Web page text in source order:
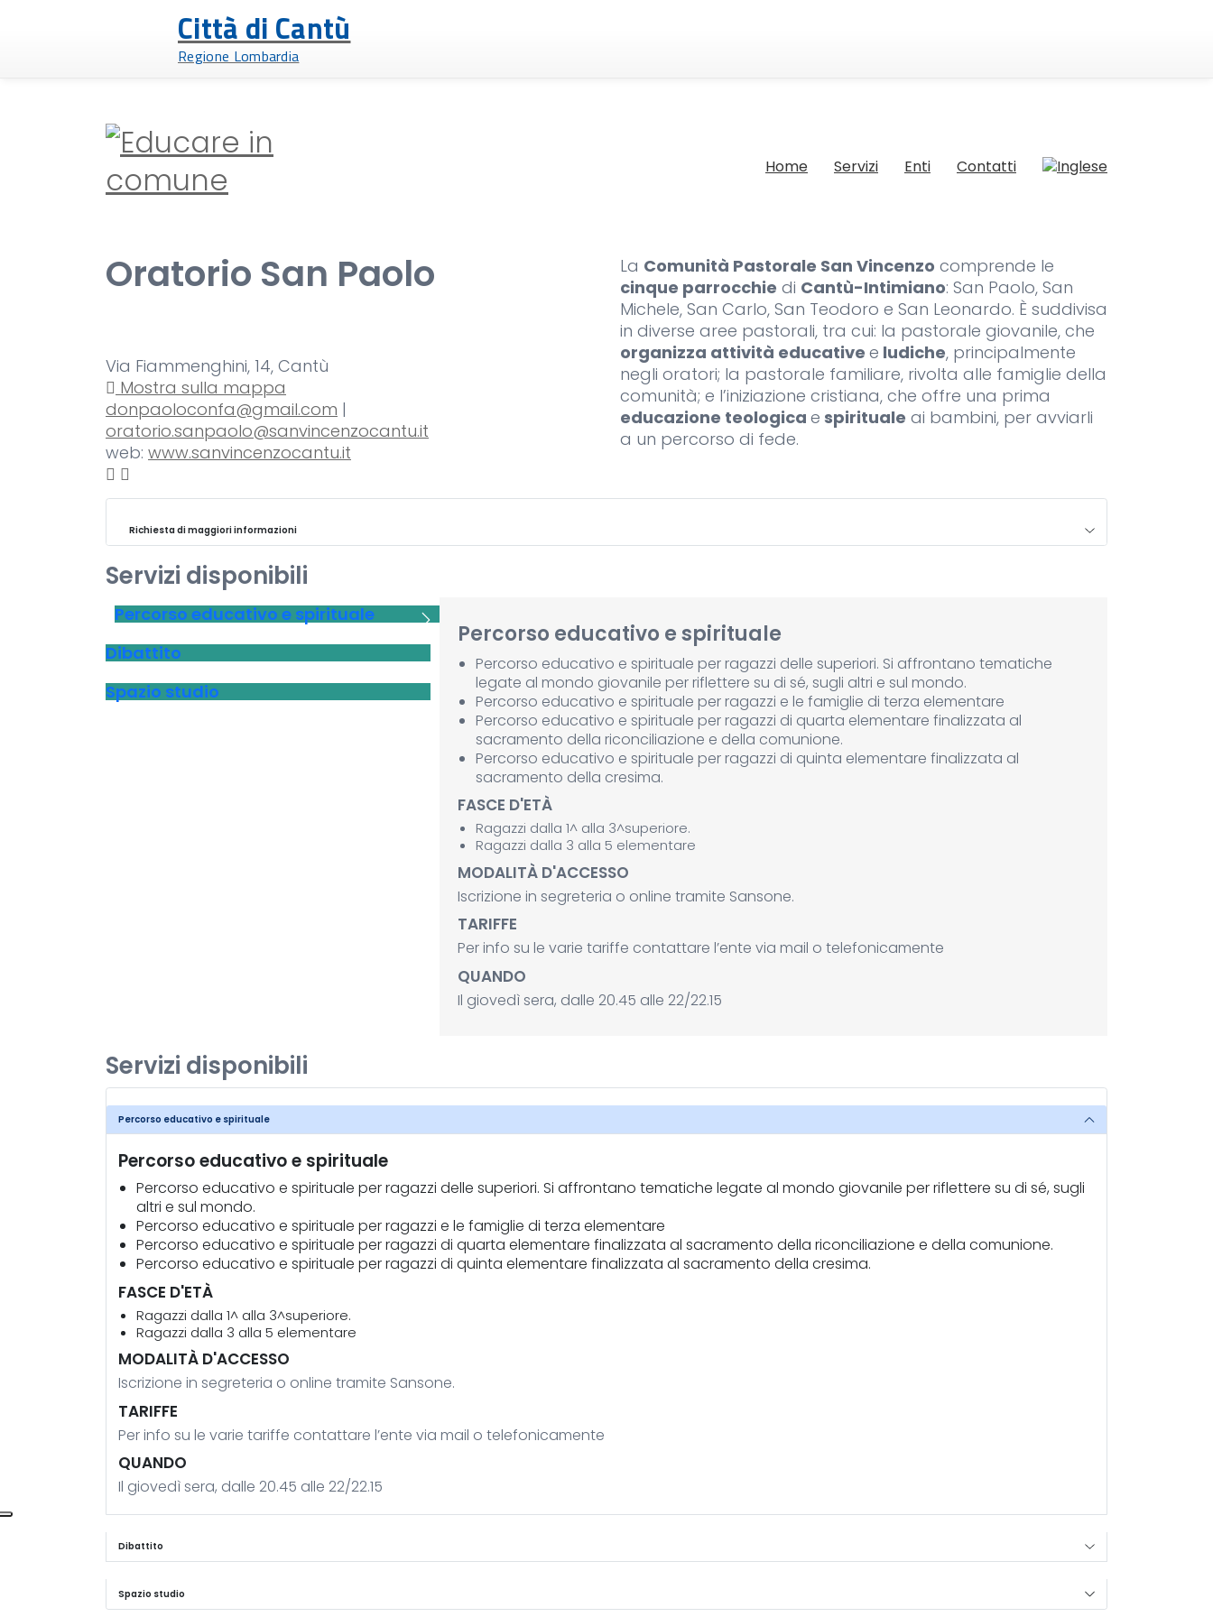
Città di Cantù
Regione Lombardia
Home Servizi Enti Contatti
Oratorio San Paolo
Via Fiammenghini, 14, Cantù
Mostra sulla mappa
donpaoloconfa@gmail.com |
oratorio.sanpaolo@sanvincenzocantu.it
web: www.sanvincenzocantu.it
La Comunità Pastorale San Vincenzo comprende le
cinque parrocchie di Cantù-Intimiano: San Paolo, San
Michele, San Carlo, San Teodoro e San Leonardo. È suddivisa
in diverse aree pastorali, tra cui: la pastorale giovanile, che
organizza attività educative e ludiche, principalmente
negli oratori; la pastorale familiare, rivolta alle famiglie della
comunità; e l’iniziazione cristiana, che offre una prima
educazione teologica e spirituale ai bambini, per avviarli
a un percorso di fede.
Richiesta di maggiori informazioni
Servizi disponibili
Percorso educativo e spirituale
Dibattito
Spazio studio
Percorso educativo e spirituale
Percorso educativo e spirituale per ragazzi delle superiori. Si affrontano tematiche
legate al mondo giovanile per riflettere su di sé, sugli altri e sul mondo.
Percorso educativo e spirituale per ragazzi e le famiglie di terza elementare
Percorso educativo e spirituale per ragazzi di quarta elementare finalizzata al
sacramento della riconciliazione e della comunione.
Percorso educativo e spirituale per ragazzi di quinta elementare finalizzata al
sacramento della cresima.
FASCE D'ETÀ
Ragazzi dalla 1^ alla 3^superiore.
Ragazzi dalla 3 alla 5 elementare
MODALITÀ D'ACCESSO
Iscrizione in segreteria o online tramite Sansone.
TARIFFE
Per info su le varie tariffe contattare l’ente via mail o telefonicamente
QUANDO
Il giovedì sera, dalle 20.45 alle 22/22.15
Servizi disponibili
Percorso educativo e spirituale
Percorso educativo e spirituale
Percorso educativo e spirituale per ragazzi delle superiori. Si affrontano tematiche legate al mondo giovanile per riflettere su di sé, sugli
altri e sul mondo.
Percorso educativo e spirituale per ragazzi e le famiglie di terza elementare
Percorso educativo e spirituale per ragazzi di quarta elementare finalizzata al sacramento della riconciliazione e della comunione.
Percorso educativo e spirituale per ragazzi di quinta elementare finalizzata al sacramento della cresima.
FASCE D'ETÀ
Ragazzi dalla 1^ alla 3^superiore.
Ragazzi dalla 3 alla 5 elementare
MODALITÀ D'ACCESSO
Iscrizione in segreteria o online tramite Sansone.
TARIFFE
Per info su le varie tariffe contattare l’ente via mail o telefonicamente
QUANDO
Il giovedì sera, dalle 20.45 alle 22/22.15
Dibattito
Spazio studio